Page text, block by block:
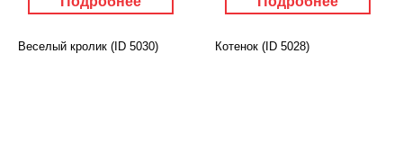
Веселый кролик (ID 5030) Котенок (ID 5028)